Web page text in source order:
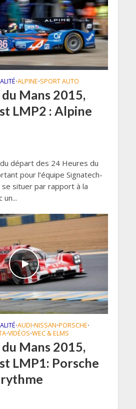
•ALPINE•SPORT AUTO
Mans 2015,
LMP2 : Alpine
départ des 24 Heures du
pour l’équipe Signatech-
situer par rapport à la
un...
•AUDI•NISSAN•PORSCHE•
•VIDÉOS•WEC & ELMS
Mans 2015,
LMP1: Porsche